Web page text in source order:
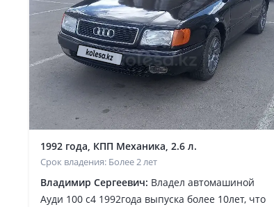
1992 года, КПП Механика, 2.6 л.
Срок владения: Более 2 лет
Владимир Сергеевич: Владел автомашиной
Ауди 100 с4 1992года выпуска более 10лет, что